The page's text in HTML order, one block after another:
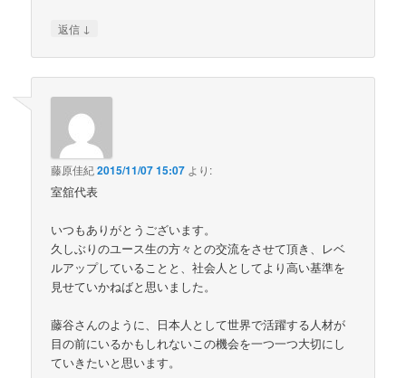
返信 ↓
藤原佳紀2015/11/07 15:07 より:
室舘代表
いつもありがとうございます。
久しぶりのユース生の方々との交流をさせて頂き、レベ
ルアップしていることと、社会人としてより高い基準を
見せていかねばと思いました。
藤谷さんのように、日本人として世界で活躍する人材が
目の前にいるかもしれないこの機会を一つ一つ大切にし
ていきたいと思います。